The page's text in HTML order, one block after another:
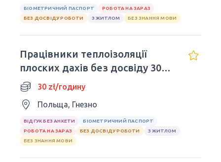
БІОМЕТРИЧНИЙ ПАСПОРТ
РОБОТА НА ЗАРАЗ
БЕЗ ДОСВІДУ РОБОТИ
З ЖИТЛОМ БЕЗ ЗНАННЯ МОВИ
Працівники теплоізоляції
плоских дахів без досвіду 30
zl/h (netto)!
30 zł/годину
Польща, Гнезно
ВІДГУК БЕЗ АНКЕТИ
БІОМЕТРИЧНИЙ ПАСПОРТ
РОБОТА НА ЗАРАЗ
БЕЗ ДОСВІДУ РОБОТИ
З ЖИТЛОМ
БЕЗ ЗНАННЯ МОВИ